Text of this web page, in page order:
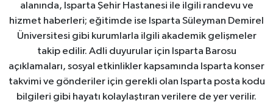
alanında, Isparta Şehir Hastanesi ile ilgili randevu ve
hizmet haberleri; eğitimde ise Isparta Süleyman Demirel
Üniversitesi gibi kurumlarla ilgili akademik gelişmeler
takip edilir. Adli duyurular için Isparta Barosu
açıklamaları, sosyal etkinlikler kapsamında Isparta konser
takvimi ve gönderiler için gerekli olan Isparta posta kodu
bilgileri gibi hayatı kolaylaştıran verilere de yer verilir.